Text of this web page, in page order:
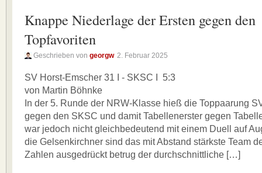
Knappe Niederlage der Ersten gegen den
Topfavoriten
Geschrieben von georgw 2. Februar 2025
SV Horst-Emscher 31 I - SKSC I 5:3
von Martin Böhnke
In der 5. Runde der NRW-Klasse hieß die Toppaarung
gegen den SKSC und damit Tabellenerster gegen
war jedoch nicht gleichbedeutend mit einem Duell auf
die Gelsenkirchner sind das mit Abstand stärkste Team
Zahlen ausgedrückt betrug der durchschnittliche […]